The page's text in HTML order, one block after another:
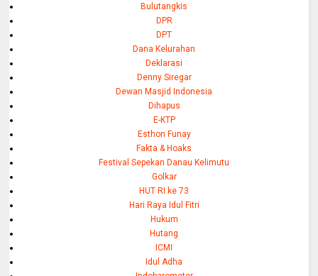
Bulutangkis
DPR
DPT
Dana Kelurahan
Deklarasi
Denny Siregar
Dewan Masjid Indonesia
Dihapus
E-KTP
Esthon Funay
Fakta & Hoaks
Festival Sepekan Danau Kelimutu
Golkar
HUT RI ke 73
Hari Raya Idul Fitri
Hukum
Hutang
ICMI
Idul Adha